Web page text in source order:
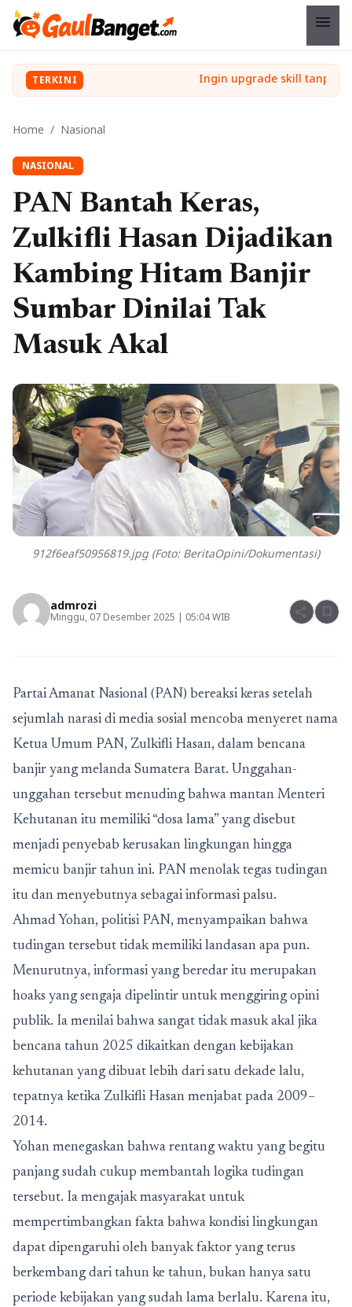
menu
TERKINI
Home / Nasional
NASIONAL
PAN Bantah Keras,
Zulkifli Hasan Dijadikan
Kambing Hitam Banjir
Sumbar Dinilai Tak
Masuk Akal
912f6eaf50956819.jpg (Foto: BeritaOpini/Dokumentasi)
admrozi
Minggu, 07 Desember 2025 | 05:04 WIB share bookmark
Partai Amanat Nasional (PAN) bereaksi keras setelah
sejumlah narasi di media sosial mencoba menyeret nama
Ketua Umum PAN, Zulkifli Hasan, dalam bencana
banjir yang melanda Sumatera Barat. Unggahan-
unggahan tersebut menuding bahwa mantan Menteri
Kehutanan itu memiliki “dosa lama” yang disebut
menjadi penyebab kerusakan lingkungan hingga
memicu banjir tahun ini. PAN menolak tegas tudingan
itu dan menyebutnya sebagai informasi palsu.
Ahmad Yohan, politisi PAN, menyampaikan bahwa
tudingan tersebut tidak memiliki landasan apa pun.
Menurutnya, informasi yang beredar itu merupakan
hoaks yang sengaja dipelintir untuk menggiring opini
publik. Ia menilai bahwa sangat tidak masuk akal jika
bencana tahun 2025 dikaitkan dengan kebijakan
kehutanan yang dibuat lebih dari satu dekade lalu,
tepatnya ketika Zulkifli Hasan menjabat pada 2009–
2014.
Yohan menegaskan bahwa rentang waktu yang begitu
panjang sudah cukup membantah logika tudingan
tersebut. Ia mengajak masyarakat untuk
mempertimbangkan fakta bahwa kondisi lingkungan
dapat dipengaruhi oleh banyak faktor yang terus
berkembang dari tahun ke tahun, bukan hanya satu
periode kebijakan yang sudah lama berlalu. Karena itu,